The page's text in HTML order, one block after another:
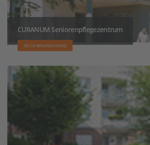
CURANUM Seniorenpflegezentrum
38124 BRAUNSCHWEIG